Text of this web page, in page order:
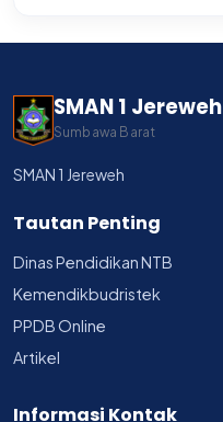
SMAN 1 Jereweh
Sumbawa Barat
SMAN 1 Jereweh
Tautan Penting
Dinas Pendidikan NTB
Kemendikbudristek
PPDB Online
Artikel
Informasi Kontak